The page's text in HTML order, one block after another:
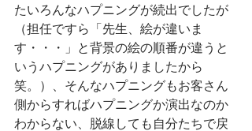
たいろんなハプニングが続出でしたが
（担任ですら「先生、絵が違いま
す・・・」と背景の絵の順番が違うと
いうハプニングがありましたから
笑。）、そんなハプニングもお客さん
側からすればハプニングか演出なのか
わからない、脱線しても自分たちで戻